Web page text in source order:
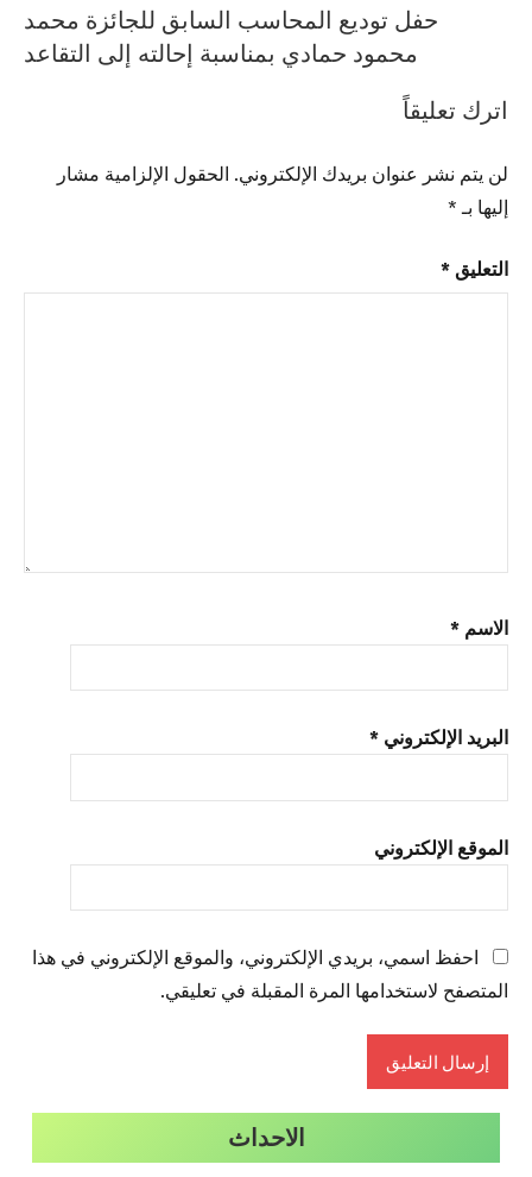
حفل توديع المحاسب السابق للجائزة محمد
محمود حمادي بمناسبة إحالته إلى التقاعد
اترك تعليقاً
لن يتم نشر عنوان بريدك الإلكتروني. الحقول الإلزامية مشار
إليها بـ *
التعليق *
الاسم *
البريد الإلكتروني *
الموقع الإلكتروني
احفظ اسمي، بريدي الإلكتروني، والموقع الإلكتروني في هذا
المتصفح لاستخدامها المرة المقبلة في تعليقي.
الاحداث